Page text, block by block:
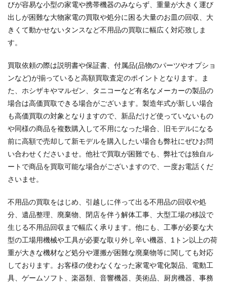
びが容易な小型の家電や携帯機器のみならず、重量が大きく運び
出しが困難な大物家電の買取や処分に困る大量のお皿の回収、大
きくて動かせないタンスなど不用品の買取に幅広く対応致しま
す。
買取依頼の際は説明書や保証書、付属品(品物のパーツやオプショ
ンなど)が揃っていると高額買取査定のポイントとなります。ま
た、ホシザキやマルゼン、タニコーなど有名なメーカーの製品の
場合は高価買取できる場合がございます。製造年式が新しい場合
も高価買取の対象となりますので、新品だけど使っていないもの
や同様の商品を複数購入して不用になった場合、旧モデルになる
前に高額で売却して新モデルを購入したい場合も弊社にぜひお問
い合わせくださいませ。他社で買取が困難でも、弊社では独自ル
ートで商品を買取可能な場合がございますので、一度お電話くだ
さいませ。
不用品の買取をはじめ、引越しに伴って出る不用品の回収や処
分、遺品整理、廃棄物、閉店を伴う解体工事、大型工場の移設で
生じる不用品回収まで幅広く承ります。他にも、工事が必要な大
型の工場用機械や工具が必要な取り外し辛い機器、1トン以上の荷
重が大きな機材など処分や運搬が困難な廃棄物等に関しても対応
しております。お客様の使わなくなった家電や電化製品、電動工
具、ゲームソフト、楽器類、音響機器、美術品、厨房機器、事務